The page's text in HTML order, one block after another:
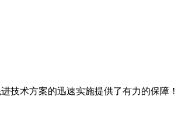
技术方案的迅速实施提供了有力的保障！